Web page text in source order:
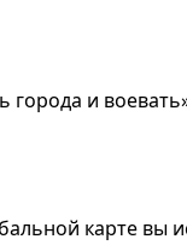
и
карте вы